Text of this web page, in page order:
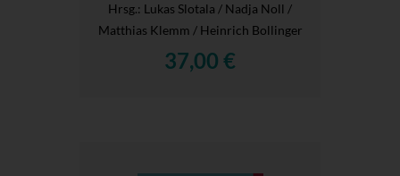
Hrsg.: Lukas Slotala / Nadja Noll /
Matthias Klemm / Heinrich Bollinger
37,00 €